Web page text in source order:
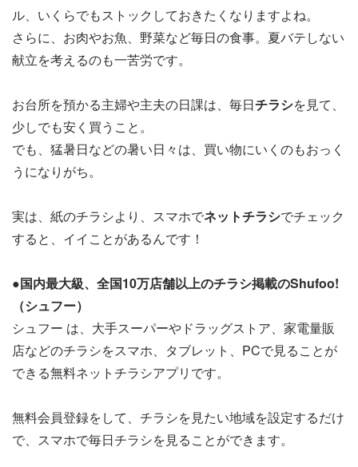
ル、いくらでもストックしておきたくなりますよね。
さらに、お肉やお魚、野菜など毎日の食事。夏バテしない
献立を考えるのも一苦労です。
お台所を預かる主婦や主夫の日課は、毎日チラシを見て、
少しでも安く買うこと。
でも、猛暑日などの暑い日々は、買い物にいくのもおっく
うになりがち。
実は、紙のチラシより、スマホでネットチラシでチェック
すると、イイことがあるんです！
●国内最大級、全国10万店舗以上のチラシ掲載のShufoo!
（シュフー）
シュフー は、大手スーパーやドラッグストア、家電量販
店などのチラシをスマホ、タブレット、PCで見ることが
できる無料ネットチラシアプリです。
無料会員登録をして、チラシを見たい地域を設定するだけ
で、スマホで毎日チラシを見ることができます。